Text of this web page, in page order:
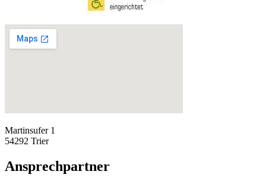
Martinsufer 1
54292 Trier
Ansprechpartner